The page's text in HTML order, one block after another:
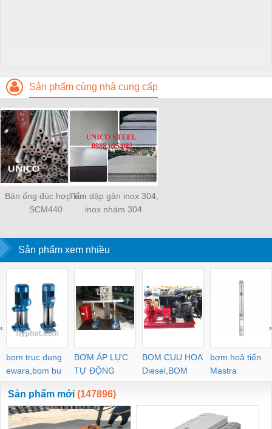
Sản phẩm cùng nhà cung cấp
Bán ống đúc hợp kim
SCM440
Tấm dập gân inox 304,
inox nhám 304
Sản phẩm xem nhiều
bom truc dung
ewara,bom bu
ewara
BƠM ÁP LỰC
TỰ ĐỘNG
BOM CUU HOA
Diesel,BOM
CHUA CHAY
bơm hoả tiển
Mastra
‹ ›
Sản phẩm mới (147896)